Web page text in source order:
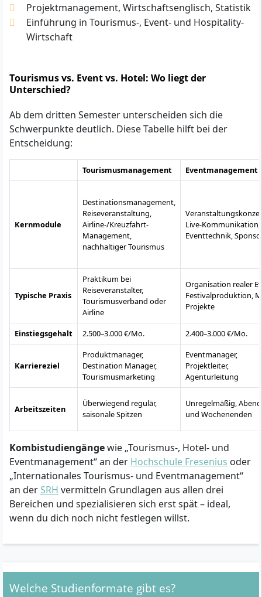
Projektmanagement, Wirtschaftsenglisch, Statistik
Einführung in Tourismus-, Event- und Hospitality-
Wirtschaft
Tourismus vs. Event vs. Hotel: Wo liegt der
Unterschied?
Ab dem dritten Semester unterscheiden sich die
Schwerpunkte deutlich. Diese Tabelle hilft bei der
Entscheidung:
Tourismusmanagement Eventmanagement
Kernmodule
Destinationsmanagement,
Reiseveranstaltung,
Airline-/Kreuzfahrt-
Management,
nachhaltiger Tourismus
Live-Kommunikation,
Eventtechnik,
Typische Praxis
Praktikum bei
Reiseveranstalter,
Tourismusverband oder
Airline
Organisation realer
Festivalproduktion,
Projekte
Einstiegsgehalt 2.500–3.000 €/Mo. 2.400–3.000 €/Mo.
Karriereziel
Produktmanager,
Destination Manager,
Tourismusmarketing
Eventmanager,
Projektleiter,
Agenturleitung
Arbeitszeiten
Überwiegend regulär,
saisonale Spitzen
Unregelmäßig,
und Wochenenden
Kombistudiengängewie „Tourismus-, Hotel- und
Eventmanagement“ an der Hochschule Fresenius oder
„Internationales Tourismus- und Eventmanagement“
an der SRH vermitteln Grundlagen aus allen drei
Bereichen und spezialisieren sich erst spät – ideal,
wenn du dich noch nicht festlegen willst.
Welche Studienformate gibt es?